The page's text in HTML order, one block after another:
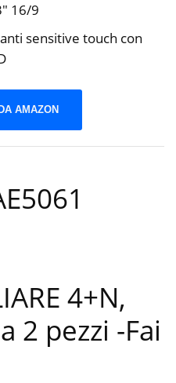
16/9
sensitive touch con
AMAZON
4+N,
2 pezzi -Fai